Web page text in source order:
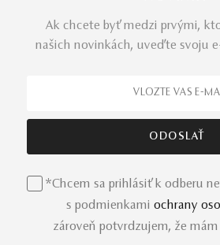
Ak chcete byť medzi prvými,
našich novinkách, uveďte svoju
*Chcem sa prihlásiť k odberu
s podmienkami ochrany
zároveň potvrdzujem, že mám